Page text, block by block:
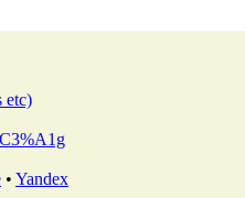
etc)
• Yandex